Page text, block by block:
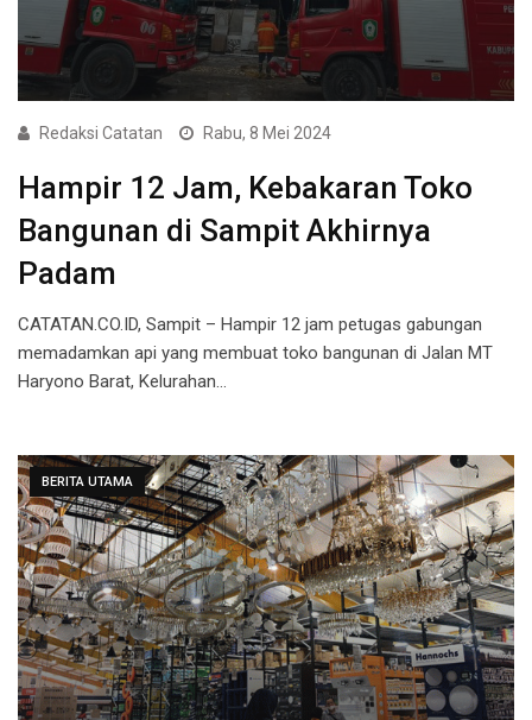
Redaksi Catatan Rabu, 8 Mei 2024
Hampir 12 Jam, Kebakaran Toko
Bangunan di Sampit Akhirnya
Padam
CATATAN.CO.ID, Sampit – Hampir 12 jam petugas gabungan
memadamkan api yang membuat toko bangunan di Jalan MT
Haryono Barat, Kelurahan…
BERITA UTAMA